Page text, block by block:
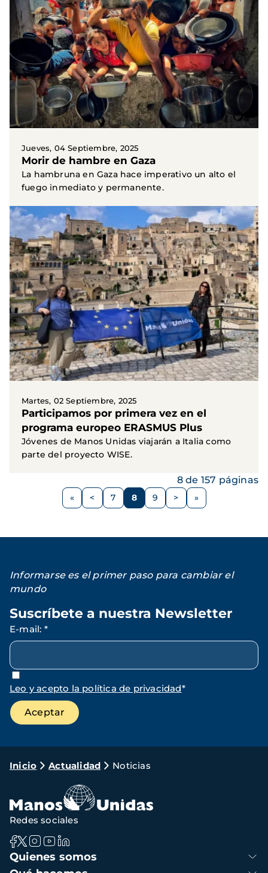
Jueves, 04 Septiembre, 2025
Morir de hambre en Gaza
La hambruna en Gaza hace imperativo un alto el
fuego inmediato y permanente.
Martes, 02 Septiembre, 2025
Participamos por primera vez en el
programa europeo ERASMUS Plus
Jóvenes de Manos Unidas viajarán a Italia como
parte del proyecto WISE.
Paginación
Página
< Página
7 Página
8 Página
9
Siguiente
>
8 de 157 páginas
Informarse es el primer paso para cambiar el
mundo
Suscríbete a nuestra Newsletter
E-mail: *
Leo y acepto la política de privacidad*
Ruta
navegación
Inicio Actualidad Noticias
Navegación
principal
Quienes somos
Redes sociales